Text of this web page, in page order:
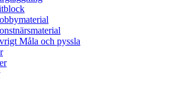
Måla och pyssla